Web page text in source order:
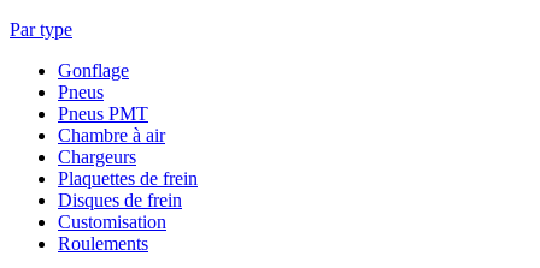
Par type
Gonflage
Pneus
Pneus PMT
Chambre à air
Chargeurs
Plaquettes de frein
Disques de frein
Customisation
Roulements